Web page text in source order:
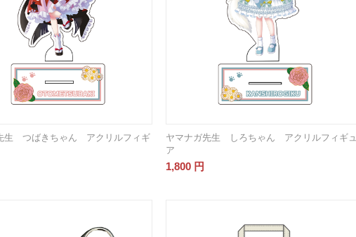
生 つばきちゃん アクリルフィギ
ヤマナガ先生 しろちゃん アクリルフィギュ
ア
1,800 円